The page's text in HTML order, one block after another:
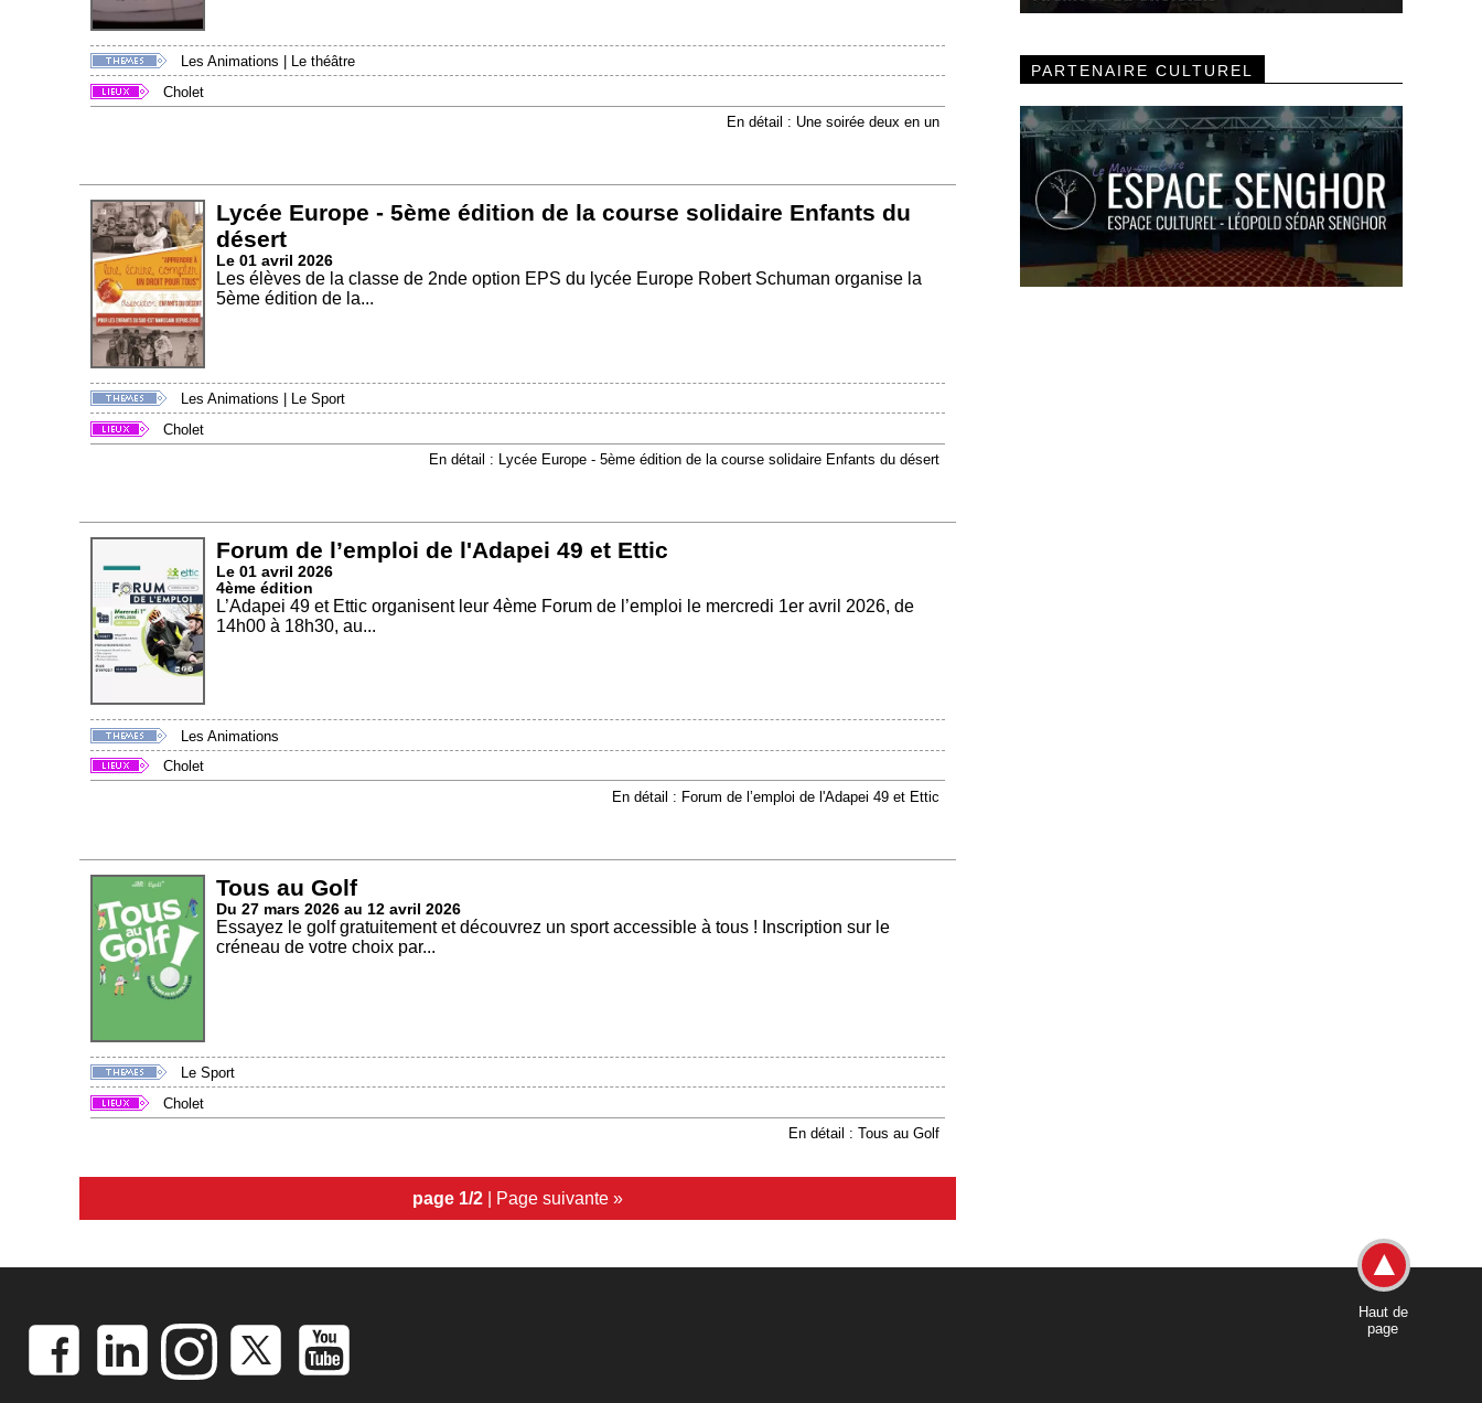
Les Animations
Le théâtre
Cholet
En détail : Une soirée deux en un
Lycée Europe - 5ème édition de la course solidaire Enfants du
désert
Le 01 avril 2026
Les élèves de la classe de 2nde option EPS du lycée Europe Robert Schuman organise la
5ème édition de la...
Les Animations
Le Sport
Cholet
En détail : Lycée Europe - 5ème édition de la course solidaire Enfants du désert
Forum de l’emploi de l'Adapei 49 et Ettic
Le 01 avril 2026
4ème édition
L’Adapei 49 et Ettic organisent leur 4ème Forum de l’emploi le mercredi 1er avril 2026, de
14h00 à 18h30, au...
Les Animations
Cholet
En détail : Forum de l’emploi de l'Adapei 49 et Ettic
Tous au Golf
Du 27 mars 2026 au 12 avril 2026
Essayez le golf gratuitement et découvrez un sport accessible à tous ! Inscription sur le
créneau de votre choix par...
Le Sport
Cholet
En détail : Tous au Golf
page 1/2 | Page suivante »
PARTENAIRE CULTUREL
Haut de
page